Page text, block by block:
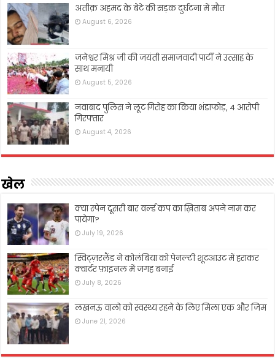
अतीक़ अहमद के बेटे की सड़क दुर्घटना में मौत
August 6, 2026
जनेश्वर मिश्र जी की जयंती समाजवादी पार्टी ने उत्साह के
साथ मनायी
August 5, 2026
नवाबाद पुलिस ने लूट गिरोह का किया भंडाफोड़, 4 आरोपी
गिरफ्तार
August 4, 2026
खेल
क्या स्पेन दूसरी बार वर्ल्ड कप का ख़िताब अपने नाम कर
पायेगा?
July 19, 2026
स्विट्ज़रलैंड ने कोलंबिया को पेनल्टी शूटआउट में हराकर
क्वार्टर फ़ाइनल में जगह बनाई
July 8, 2026
लखनऊ वालो को स्वस्थ्य रहने के लिए मिला एक और जिम
June 21, 2026